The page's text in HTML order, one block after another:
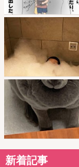
新着記事